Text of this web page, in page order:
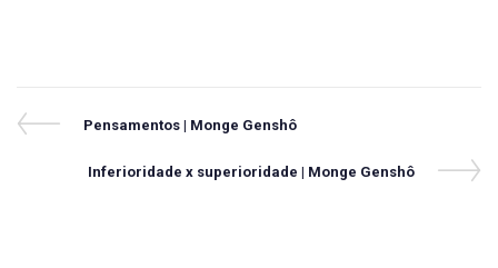
Navegação
Previous
Pensamentos | Monge Genshô
Next
Inferioridade x superioridade | Monge Genshô